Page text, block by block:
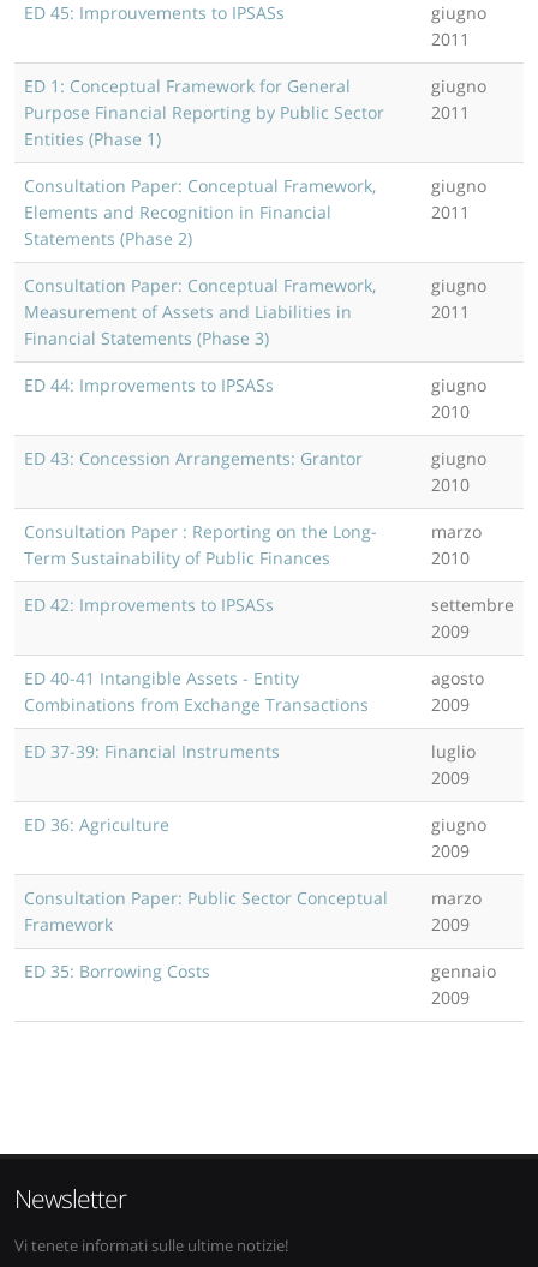
ED 45: Improuvements to IPSASs
giugno
2011
ED 1: Conceptual Framework for General
Purpose Financial Reporting by Public Sector
Entities (Phase 1)
giugno
2011
Consultation Paper: Conceptual Framework,
Elements and Recognition in Financial
Statements (Phase 2)
giugno
2011
Consultation Paper: Conceptual Framework,
Measurement of Assets and Liabilities in
Financial Statements (Phase 3)
giugno
2011
ED 44: Improvements to IPSASs
giugno
2010
ED 43: Concession Arrangements: Grantor
giugno
2010
Consultation Paper : Reporting on the Long-
Term Sustainability of Public Finances
marzo
2010
ED 42: Improvements to IPSASs
settembre
2009
ED 40-41 Intangible Assets - Entity
Combinations from Exchange Transactions
agosto
2009
ED 37-39: Financial Instruments
luglio
2009
ED 36: Agriculture
giugno
2009
Consultation Paper: Public Sector Conceptual
Framework
marzo
2009
ED 35: Borrowing Costs
gennaio
2009
Newsletter
Vi tenete informati sulle ultime notizie!